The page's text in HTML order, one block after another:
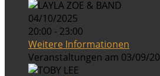
04/10/2025
20:00 - 23:00
Weitere Informationen
Veranstaltungen am 03/09/